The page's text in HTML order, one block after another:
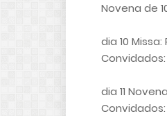
Novena de
dia 10
dia 11
Convidados: